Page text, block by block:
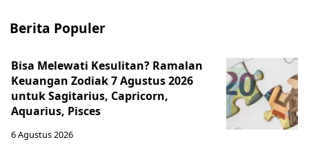
Berita Populer
Bisa Melewati Kesulitan? Ramalan
Keuangan Zodiak 7 Agustus 2026
untuk Sagitarius, Capricorn,
Aquarius, Pisces
6 Agustus 2026